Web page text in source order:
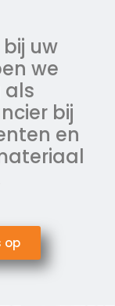
uw
we
als
bij
en
op